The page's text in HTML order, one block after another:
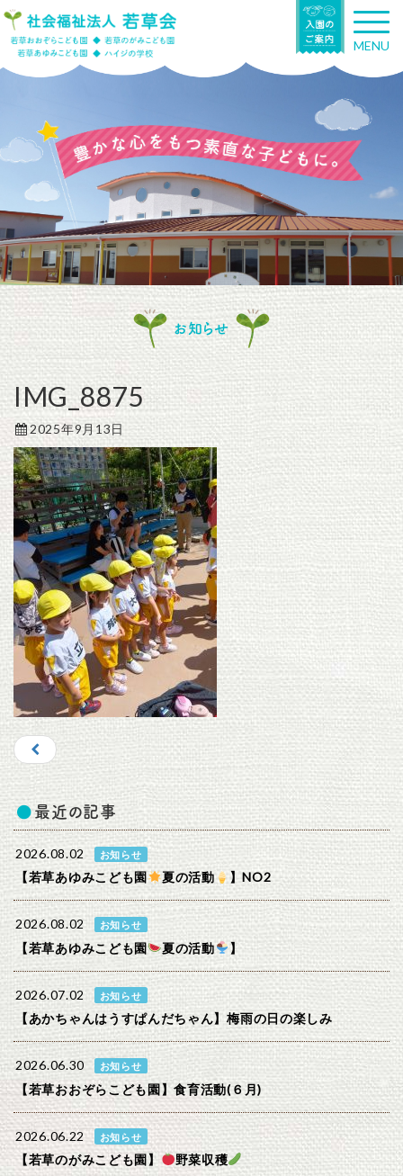
T
o
g
n
g
a
t
n
MENU
お知らせ
IMG_8875
2025年9月13日
最近の記事
2026.08.02 お知らせ
【若草あゆみこども園 夏の活動 】NO2
2026.08.02 お知らせ
【若草あゆみこども園 夏の活動 】
2026.07.02 お知らせ
【あかちゃんはうすぱんだちゃん】梅雨の日の楽しみ
2026.06.30 お知らせ
【若草おおぞらこども園】食育活動(６月)
2026.06.22 お知らせ
【若草のがみこども園】 野菜収穫